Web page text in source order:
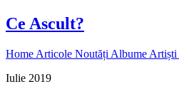
Ce Ascult?
Home Articole Noutăți Albume Artiști
Iulie 2019